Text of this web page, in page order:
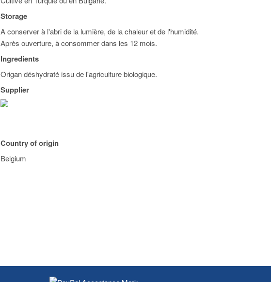
Storage
A conserver à l'abri de la lumière, de la chaleur et de l'humidité.
Après ouverture, à consommer dans les 12 mois.
Ingredients
Origan déshydraté issu de l'agriculture biologique.
Supplier
Country of origin
Belgium